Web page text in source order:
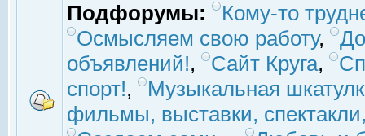
Подфорумы:
Кому-то
Осмысляем свою работу,
объявлений!, Сайт Круга,
спорт!,
Музыкальная
фильмы, выставки,